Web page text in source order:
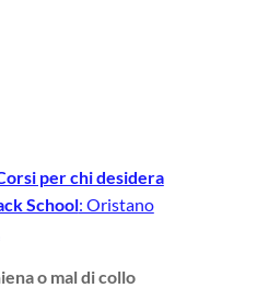
per chi desidera
School: Oristano
o mal di collo